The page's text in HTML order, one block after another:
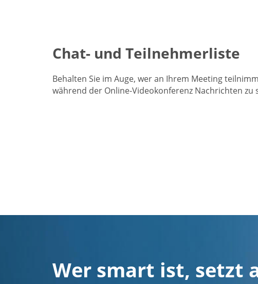
Chat- und Teilnehmerliste
Behalten Sie im Auge, wer an Ihrem Meeting
während der Online-Videokonferenz Nachrichten zu
Wer smart ist, setzt